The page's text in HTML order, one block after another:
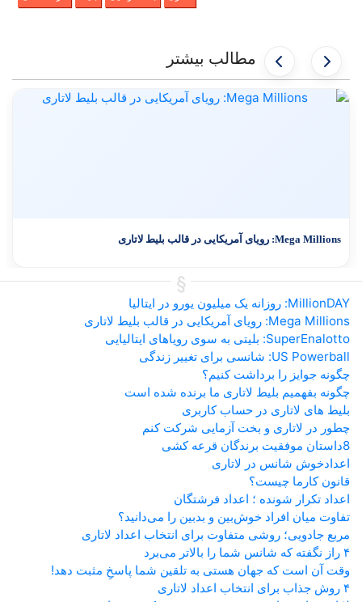
مطالب بیشتر
Mega Millions: رویای آمریکایی در قالب بلیط لاتاری
MillionDAY: روزانه یک میلیون یورو در ایتالیا
Mega Millions: رویای آمریکایی در قالب بلیط لاتاری
SuperEnalotto: بلیتی به سوی رویاهای ایتالیایی
US Powerball: شانسی برای تغییر زندگی
چگونه جوایز را برداشت کنیم؟
چگونه بفهمیم بلیط لاتاری ما برنده شده است
بلیط های لاتاری در حساب کاربری
چطور در لاتاری و بخت آزمایی شرکت کنم
8داستان موفقیت برندگان قرعه کشی
اعدادخوش شانس در لاتاری
قانون کارما چیست؟
اعداد تکرار شونده ؛ اعداد فرشتگان
تفاوت میان افراد خوش‌بین و بدبین را می‌دانید؟
مربع جادویی؛ روشی متفاوت برای انتخاب اعداد لاتاری
۴ راز نگفته که شانس شما را بالاتر می‌برد
وقت آن است که جهان هستی به تلقین شما پاسخِ مثبت دهد!
۴ روش جذاب برای انتخاب اعداد لاتاری